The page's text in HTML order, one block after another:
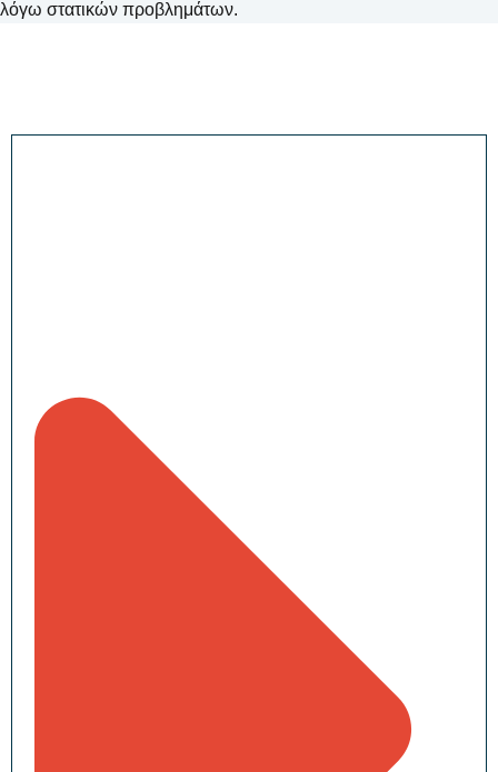
λόγω στατικών προβλημάτων.